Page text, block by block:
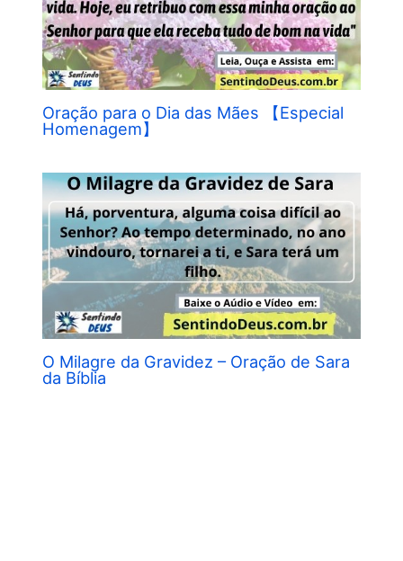
Oração para o Dia das Mães 【Especial
Homenagem】
O Milagre da Gravidez – Oração de Sara
da Bíblia